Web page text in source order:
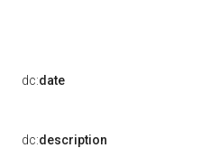
dc:date
dc:description